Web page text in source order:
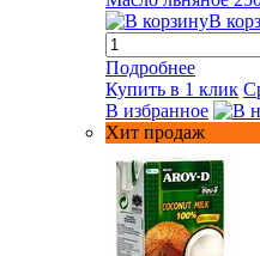
В
Подробнее
Купить в 1 клик
В избранное
Хит продаж